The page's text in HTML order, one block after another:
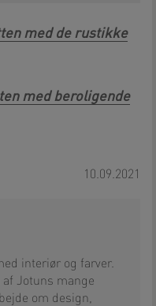
med de rustikke
med beroligende
10.09.2021
interiør og farver.
Jotuns mange
om design,